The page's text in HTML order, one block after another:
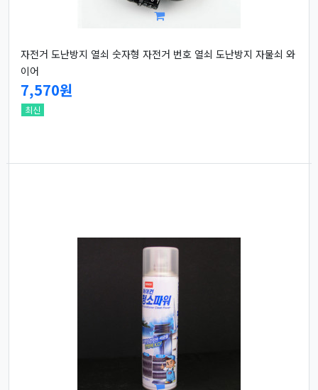
자전거 도난방지 열쇠 숫자형 자전거 번호 열쇠 도난방지 자물쇠 와
이어
7,570원
최신